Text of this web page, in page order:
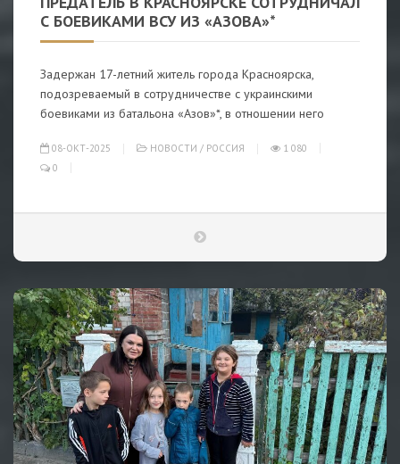
С БОЕВИКАМИ ВСУ ИЗ «АЗОВА»*
Задержан 17-летний житель города Красноярска,
подозреваемый в сотрудничестве с украинскими
боевиками из батальона «Азов»*, в отношении него
08-ОКТ-2025 НОВОСТИ / РОССИЯ
1 080
0